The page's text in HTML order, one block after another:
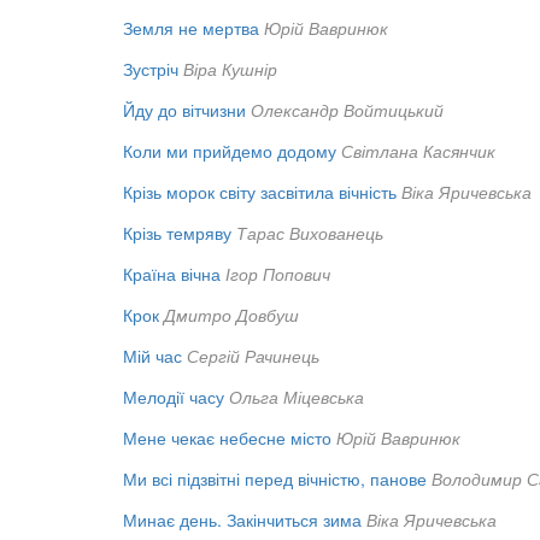
Земля не мертва Юрій Вавринюк
Зустріч Віра Кушнір
Йду до вітчизни Олександр Войтицький
Коли ми прийдемо додому Світлана Касянчик
Крізь морок світу засвітила вічність Віка Яричевська
Крізь темряву Тарас Вихованець
Країна вічна Ігор Попович
Крок Дмитро Довбуш
Мій час Сергій Рачинець
Мелодії часу Ольга Міцевська
Мене чекає небесне місто Юрій Вавринюк
Ми всі підзвітні перед вічністю, панове Володимир
Минає день. Закінчиться зима Віка Яричевська